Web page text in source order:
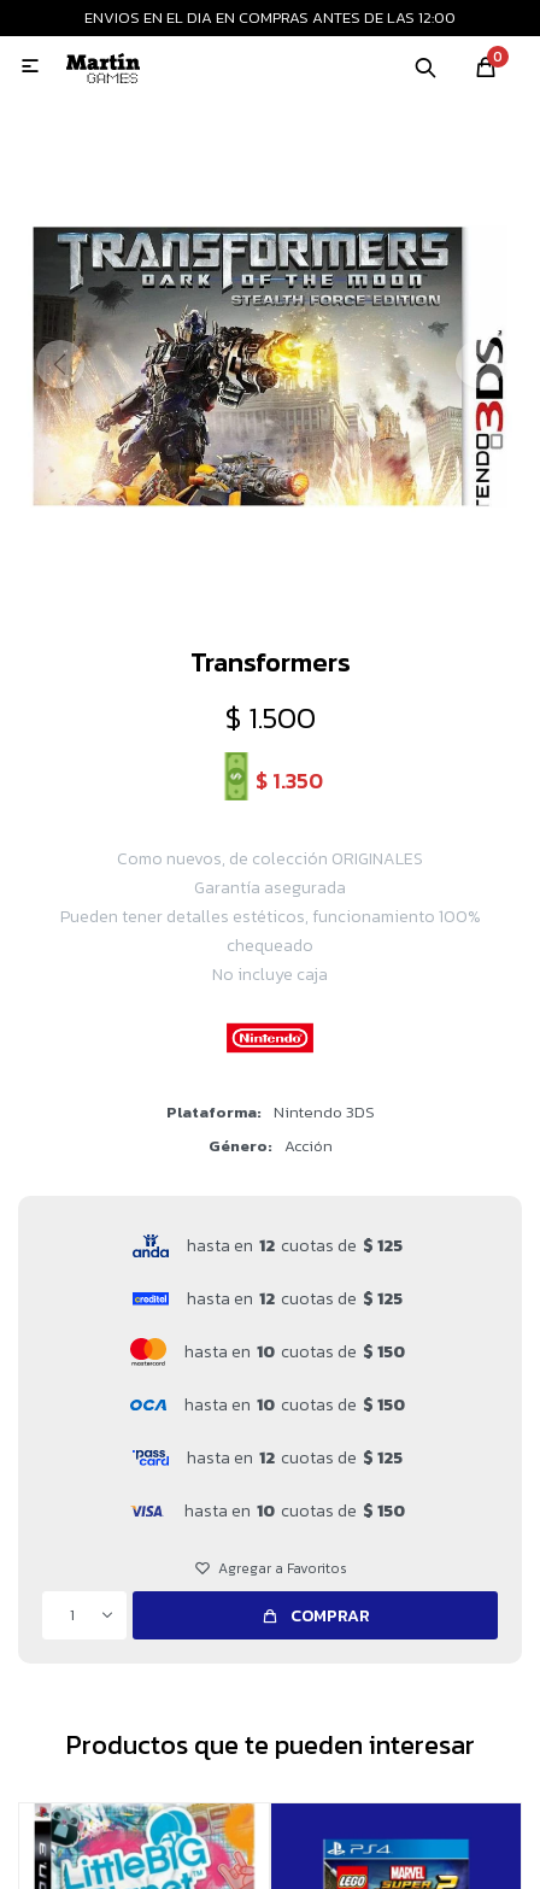
ENVIOS EN EL DIA EN COMPRAS ANTES DE LAS 12:00
0

Transformers
$ 1.500
$1.350
Como nuevos, de colección ORIGINALES
Garantía asegurada
Pueden tener detalles estéticos, funcionamiento 100%
chequeado
No incluye caja
Plataforma
Nintendo 3DS
Género
Acción
hasta en 12 cuotas de $ 125
hasta en 12 cuotas de $ 125
hasta en 10 cuotas de $ 150
hasta en 10 cuotas de $ 150
hasta en 12 cuotas de $ 125
hasta en 10 cuotas de $ 150
1 COMPRAR
Productos que te pueden interesar
MI CUENTA
Consolas recertificadas
Juegos
Accesorios